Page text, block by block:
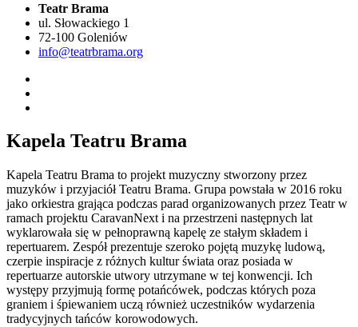
Teatr Brama
ul. Słowackiego 1
72-100 Goleniów
info@teatrbrama.org
Kapela Teatru Brama
Kapela Teatru Brama to projekt muzyczny stworzony przez
muzyków i przyjaciół Teatru Brama. Grupa powstała w 2016 roku
jako orkiestra grająca podczas parad organizowanych przez Teatr w
ramach projektu CaravanNext i na przestrzeni następnych lat
wyklarowała się w pełnoprawną kapelę ze stałym składem i
repertuarem. Zespół prezentuje szeroko pojętą muzykę ludową,
czerpie inspiracje z różnych kultur świata oraz posiada w
repertuarze autorskie utwory utrzymane w tej konwencji. Ich
występy przyjmują formę potańcówek, podczas których poza
graniem i śpiewaniem uczą również uczestników wydarzenia
tradycyjnych tańców korowodowych.